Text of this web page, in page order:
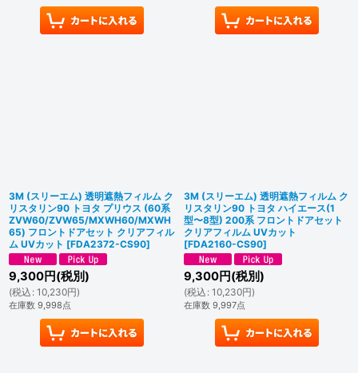
3M (スリーエム) 透明遮熱フィルム ク
リスタリン90 トヨタ プリウス (60系
ZVW60/ZVW65/MXWH60/MXWH
65) フロントドアセット クリアフィル
ム UVカット [FDA2372-CS90]
9,300円(税別)
(税込 : 10,230円)
在庫数 9,998点
3M (スリーエム) 透明遮熱フィルム ク
リスタリン90 トヨタ ハイエース(1
型〜8型) 200系 フロントドアセット
クリアフィルム UVカット
[FDA2160-CS90]
9,300円(税別)
(税込 : 10,230円)
在庫数 9,997点